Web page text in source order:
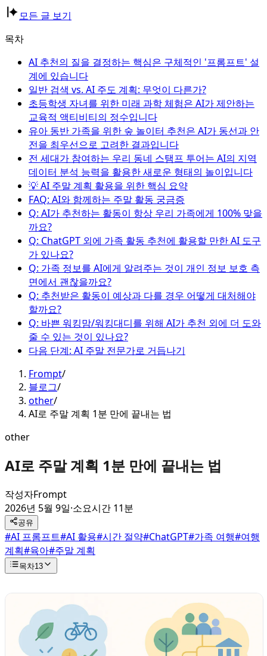
모든 글 보기
목차
AI 추천의 질을 결정하는 핵심은 구체적인 '프롬프트' 설
계에 있습니다
일반 검색 vs. AI 주도 계획: 무엇이 다른가?
초등학생 자녀를 위한 미래 과학 체험은 AI가 제안하는
교육적 액티비티의 정수입니다
유아 동반 가족을 위한 숲 놀이터 추천은 AI가 동선과 안
전을 최우선으로 고려한 결과입니다
전 세대가 참여하는 우리 동네 스탬프 투어는 AI의 지역
데이터 분석 능력을 활용한 새로운 형태의 놀이입니다
💡 AI 주말 계획 활용을 위한 핵심 요약
FAQ: AI와 함께하는 주말 활동 궁금증
Q: AI가 추천하는 활동이 항상 우리 가족에게 100% 맞을
까요?
Q: ChatGPT 외에 가족 활동 추천에 활용할 만한 AI 도구
가 있나요?
Q: 가족 정보를 AI에게 알려주는 것이 개인 정보 보호 측
면에서 괜찮을까요?
Q: 추천받은 활동이 예상과 다를 경우 어떻게 대처해야
할까요?
Q: 바쁜 워킹맘/워킹대디를 위해 AI가 추천 외에 더 도와
줄 수 있는 것이 있나요?
다음 단계: AI 주말 전문가로 거듭나기
Frompt/
블로그/
other/
AI로 주말 계획 1분 만에 끝내는 법
other
AI로 주말 계획 1분 만에 끝내는 법
작성자Frompt
2026년 5월 9일·소요시간 11분
공유
#AI 프롬프트#AI 활용#시간 절약#ChatGPT#가족 여행#여행
계획#육아#주말 계획
목차13